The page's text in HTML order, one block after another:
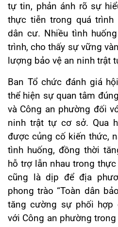
tự tin, phản ánh rõ sự
thực tiễn trong quá
dân cư. Nhiều tình
trình, cho thấy sự vững
lượng bảo vệ an ninh trật
Ban Tổ chức đánh giá
thể hiện sự quan tâm
và Công an phường đối
ninh trật tự cơ sở. Qua
được củng cố kiến thức,
tình huống, đồng thời
hỗ trợ lẫn nhau trong
cũng là dịp để địa
phong trào “Toàn dân
tăng cường sự phối
với Công an phường